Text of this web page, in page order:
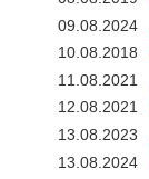
09.08.2024
10.08.2018
11.08.2021
12.08.2021
13.08.2023
13.08.2024